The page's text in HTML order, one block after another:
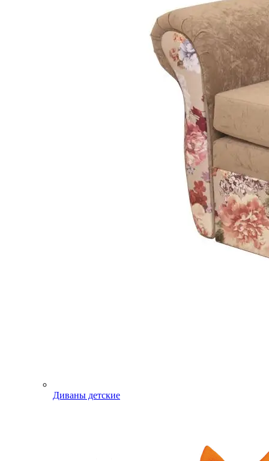
Диваны детские